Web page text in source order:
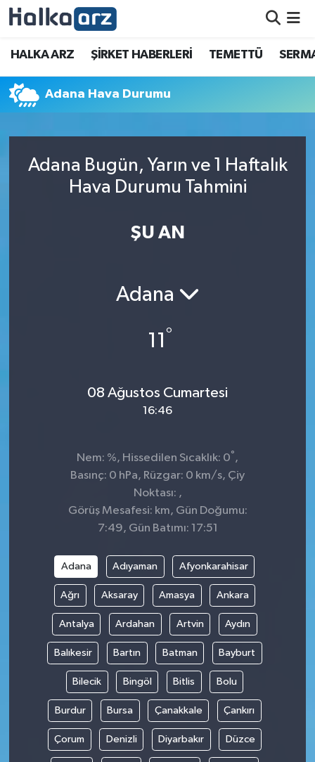
HALKA ARZ ŞİRKET HABERLERİ TEMETTÜ
Adana Hava Durumu
Adana Bugün, Yarın ve 1 Haftalık
Hava Durumu Tahmini
ŞU AN
Adana
11°
08 Ağustos Cumartesi
16:46
Nem: %, Hissedilen Sıcaklık: 0°,
Basınç: 0 hPa, Rüzgar: 0 km/s, Çiy
Noktası: ,
Görüş Mesafesi: km, Gün Doğumu:
7:49, Gün Batımı: 17:51
Adana Adıyaman Afyonkarahisar
Ağrı Aksaray Amasya Ankara
Antalya Ardahan Artvin Aydın
Balıkesir Bartın Batman Bayburt
Bilecik Bingöl Bitlis Bolu
Burdur Bursa Çanakkale Çankırı
Çorum Denizli Diyarbakır Düzce
HALKA ARZ
SERMAYE ARTIRIMI
TEMETTÜ
İletişim